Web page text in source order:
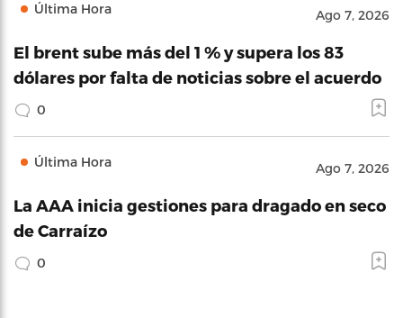
Última Hora Ago 7, 2026
El brent sube más del 1 % y supera los 83
dólares por falta de noticias sobre el acuerdo
0
Última Hora Ago 7, 2026
La AAA inicia gestiones para dragado en seco
de Carraízo
0